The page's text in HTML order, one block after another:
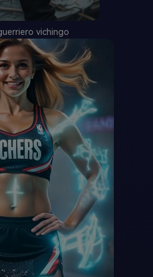
vichingo